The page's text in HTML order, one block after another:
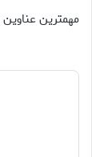
مهمترين